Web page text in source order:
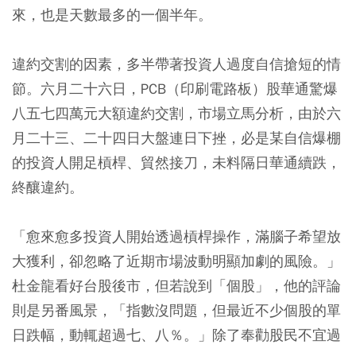
來，也是天數最多的一個半年。
違約交割的因素，多半帶著投資人過度自信搶短的情
節。六月二十六日，PCB（印刷電路板）股華通驚爆
八五七四萬元大額違約交割，市場立馬分析，由於六
月二十三、二十四日大盤連日下挫，必是某自信爆棚
的投資人開足槓桿、貿然接刀，未料隔日華通續跌，
終釀違約。
「愈來愈多投資人開始透過槓桿操作，滿腦子希望放
大獲利，卻忽略了近期市場波動明顯加劇的風險。」
杜金龍看好台股後市，但若說到「個股」，他的評論
則是另番風景，「指數沒問題，但最近不少個股的單
日跌幅，動輒超過七、八％。」除了奉勸股民不宜過